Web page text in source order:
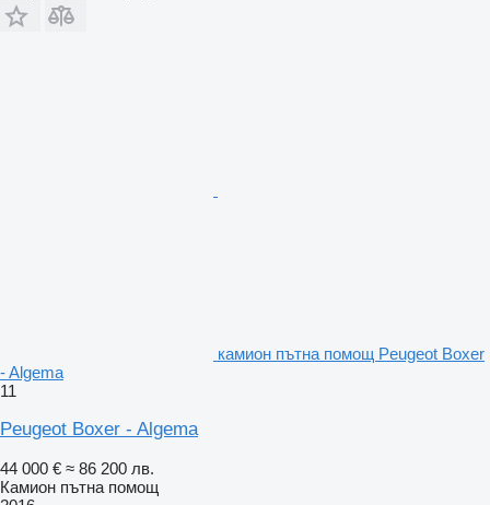
камион пътна помощ Peugeot Boxer
- Algema
11
Peugeot Boxer - Algema
44 000 € ≈ 86 200 лв.
Камион пътна помощ